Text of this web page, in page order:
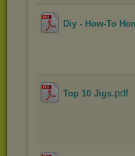
Diy - How-To
Top 10 Jigs.pdf